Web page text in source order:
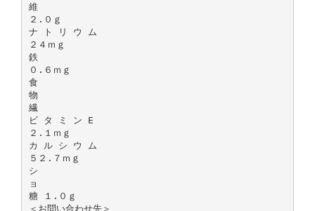
維
２.０ｇ
ナ ト リ ウ ム
２４ｍｇ
鉄
０.６ｍｇ
食
物
繊
ビ タ ミ ン E
２.１ｍｇ
カ ル シ ウ ム
５２.７ｍｇ
シ
ョ
糖 １.０ｇ
＜お問い合わせ先＞